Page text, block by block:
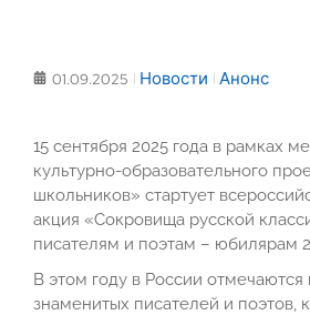
01.09.2025 Новости Анонс
15 сентября 2025 года в рамках
культурно-образовательного
школьников» стартует
акция «Сокровища русской
писателям и поэтам – юбилярам
В этом году в России
знаменитых писателей и поэтов,